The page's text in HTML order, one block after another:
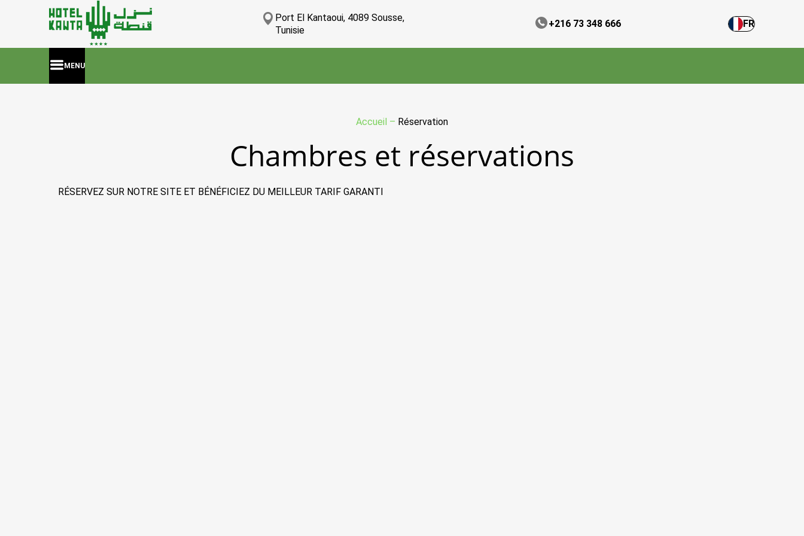
Port El Kantaoui, 4089 Sousse,
Tunisie
+216 73 348 666 FR
MENU
Accueil – Réservation
Chambres et réservations
RÉSERVEZ SUR NOTRE SITE ET BÉNÉFICIEZ DU MEILLEUR TARIF GARANTI